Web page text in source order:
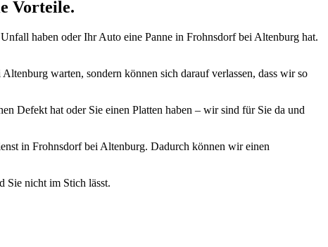
Vorteile.
haben oder Ihr Auto eine Panne in Frohnsdorf bei Altenburg hat.
warten, sondern können sich darauf verlassen, dass wir so
Defekt hat oder Sie einen Platten haben – wir sind für Sie da und
in Frohnsdorf bei Altenburg. Dadurch können wir einen
Sie nicht im Stich lässt.